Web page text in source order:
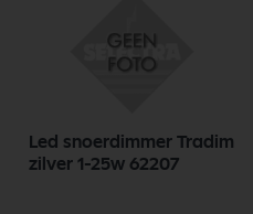
Led snoerdimmer Tradim
zilver 1-25w 62207